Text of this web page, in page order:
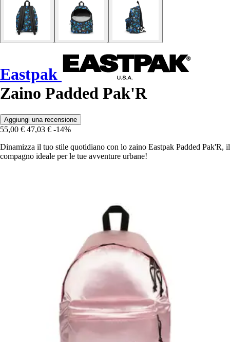
Eastpak
Zaino Padded Pak'R
Aggiungi una recensione
55,00 € 47,03 € -14%
Dinamizza il tuo stile quotidiano con lo zaino Eastpak Padded Pak'R, il
compagno ideale per le tue avventure urbane!